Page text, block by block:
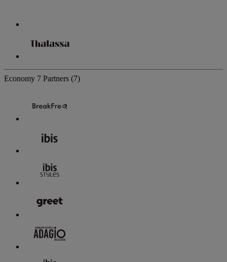
Economy 7 Partners (7)